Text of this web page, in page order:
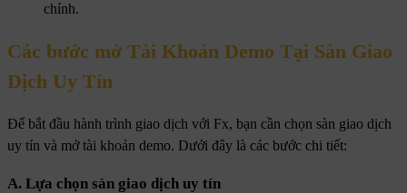
chính.
Các bước mở Tài Khoản Demo Tại Sàn Giao
Dịch Uy Tín
Để bắt đầu hành trình giao dịch với Fx, bạn cần chọn sàn giao dịch
uy tín và mở tài khoản demo. Dưới đây là các bước chi tiết:
A. Lựa chọn sàn giao dịch uy tín